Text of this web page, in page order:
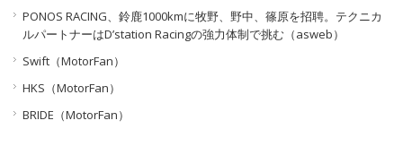
PONOS RACING、鈴鹿1000kmに牧野、野中、篠原を招聘。テクニカ
ルパートナーはD’station Racingの強力体制で挑む（asweb）
Swift（MotorFan）
HKS（MotorFan）
BRIDE（MotorFan）